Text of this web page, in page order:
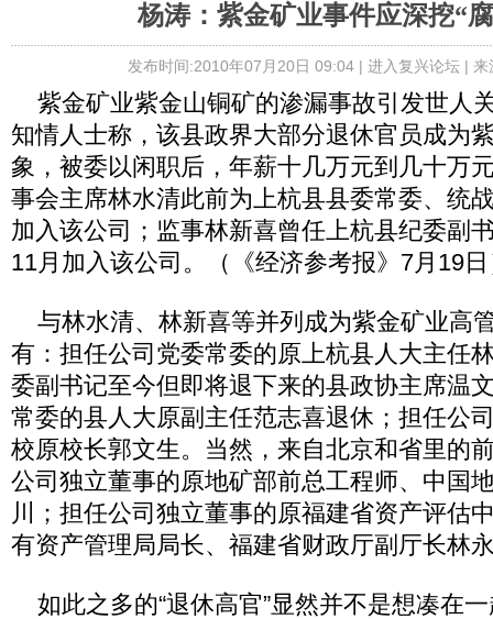
杨涛：紫金矿业事件应深挖“
发布时间:2010年07月20日 09:04 | 进入复兴论坛| 来
紫金矿业紫金山铜矿的渗漏事故引发世人
知情人士称，该县政界大部分退休官员成为
象，被委以闲职后，年薪十几万元到几十万
事会主席林水清此前为上杭县县委常委、统
加入该公司；监事林新喜曾任上杭县纪委副
11月加入该公司。（《经济参考报》7月19
与林水清、林新喜等并列成为紫金矿业高
有：担任公司党委常委的原上杭县人大主任
委副书记至今但即将退下来的县政协主席温
常委的县人大原副主任范志喜退休；担任公
校原校长郭文生。当然，来自北京和省里的
公司独立董事的原地矿部前总工程师、中国
川；担任公司独立董事的原福建省资产评估
有资产管理局局长、福建省财政厅副厅长
如此之多的“退休高官”显然并不是想凑在